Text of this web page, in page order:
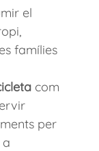
el
famílies
com
per